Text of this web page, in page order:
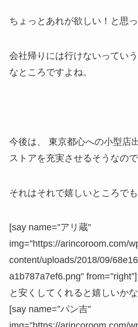
ちょっとあれが欲しい！と思
会社帰りには行けないってい
なところですよね。
今後は、 東京都心への小型店
ストアを充実させるそうなので
それはそれで嬉しいところでも
[say name=”アリ蔵”
img=”https://arincoroom.com/
content/uploads/2018/09/
a1b787a7ef6.png”
と安くしてくれると嬉しいか
[say name=”パン吉”